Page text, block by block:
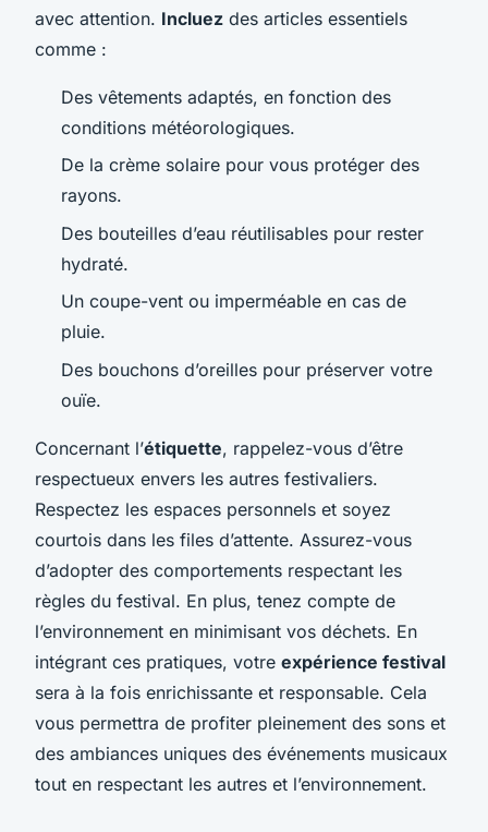
avec attention. Incluez des articles essentiels
comme :
Des vêtements adaptés, en fonction des
conditions météorologiques.
De la crème solaire pour vous protéger des
rayons.
Des bouteilles d’eau réutilisables pour rester
hydraté.
Un coupe-vent ou imperméable en cas de
pluie.
Des bouchons d’oreilles pour préserver votre
ouïe.
Concernant l’étiquette, rappelez-vous d’être
respectueux envers les autres festivaliers.
Respectez les espaces personnels et soyez
courtois dans les files d’attente. Assurez-vous
d’adopter des comportements respectant les
règles du festival. En plus, tenez compte de
l’environnement en minimisant vos déchets. En
intégrant ces pratiques, votre expérience festival
sera à la fois enrichissante et responsable. Cela
vous permettra de profiter pleinement des sons et
des ambiances uniques des événements musicaux
tout en respectant les autres et l’environnement.